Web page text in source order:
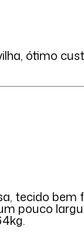
ótimo
tecido bem
pouco